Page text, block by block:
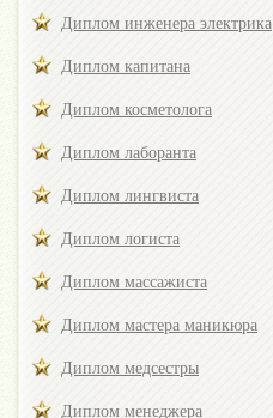
Диплом инженера электрика
Диплом капитана
Диплом косметолога
Диплом лаборанта
Диплом лингвиста
Диплом логиста
Диплом массажиста
Диплом мастера маникюра
Диплом медсестры
Диплом менеджера